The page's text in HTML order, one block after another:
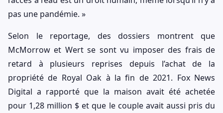
pas une pandémie. »
Selon le reportage, des dossiers montrent que
McMorrow et Wert se sont vu imposer des frais de
retard à plusieurs reprises depuis l’achat de la
propriété de Royal Oak à la fin de 2021. Fox News
Digital a rapporté que la maison avait été achetée
pour 1,28 million $ et que le couple avait aussi pris du